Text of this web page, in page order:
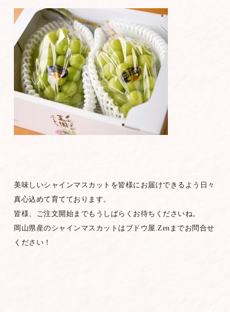
美味しいシャインマスカットを皆様にお届けできるよう日々
真心込めて育てております。
皆様、ご注文開始までもうしばらくお待ちくださいね。
岡山県産のシャインマスカットはブドウ屋.Zenまでお問合せ
ください！